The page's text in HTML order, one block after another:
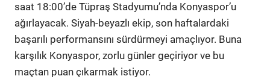
saat 18:00’de Tüpraş Stadyumu’nda Konyaspor’u
ağırlayacak. Siyah-beyazlı ekip, son haftalardaki
başarılı performansını sürdürmeyi amaçlıyor. Buna
karşılık Konyaspor, zorlu günler geçiriyor ve bu
maçtan puan çıkarmak istiyor.